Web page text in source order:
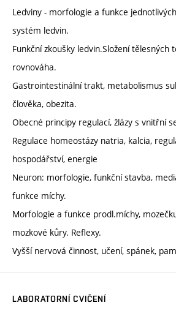
Ledviny - morfologie a funkce
systém ledvin.
Funkční zkoušky ledvin.Složení tělesných
rovnováha.
Gastrointestinální trakt, metabolismus
člověka, obezita.
Obecné principy regulací, žlázy s vnitřní
Regulace homeostázy natria, kalcia,
hospodářství, energie
Neuron: morfologie, funkční stavba,
funkce míchy.
Morfologie a funkce prodl.míchy,
mozkové kůry. Reflexy.
Vyšší nervová činnost, učení, spánek,
LABORATORNÍ CVIČENÍ